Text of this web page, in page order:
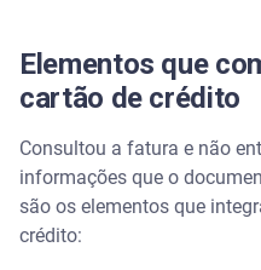
Elementos que
cartão de crédito
Consultou a fatura e não
informações que o
são os elementos que
crédito: